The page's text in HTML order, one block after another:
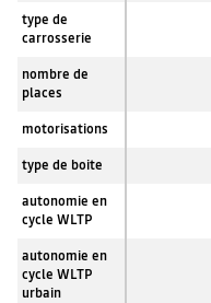
type de
carrosserie
nombre de
places
motorisations
type de boite
autonomie en
cycle WLTP
autonomie en
cycle WLTP
urbain